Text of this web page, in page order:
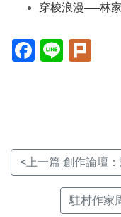
穿梭浪漫──林
Facebook(另
開
Line(另
開
<上一篇 創作論壇
駐村作家